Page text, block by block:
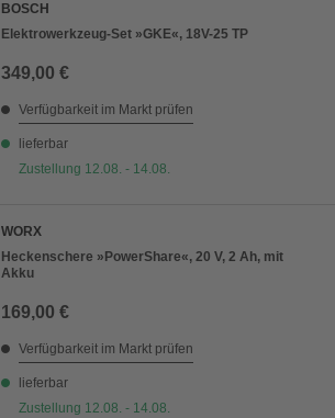
BOSCH
Elektrowerkzeug-Set »GKE«, 18V-25 TP
349,00 €
Verfügbarkeit im Markt prüfen
lieferbar
Zustellung 12.08. - 14.08.
WORX
Heckenschere »PowerShare«, 20 V, 2 Ah, mit
Akku
169,00 €
Verfügbarkeit im Markt prüfen
lieferbar
Zustellung 12.08. - 14.08.